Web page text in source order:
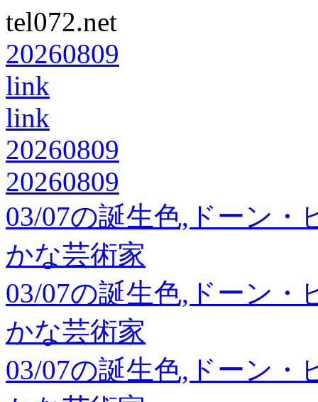
tel072.net
20260809
link
link
20260809
20260809
03/07の誕生色,ドーン・
かな芸術家
03/07の誕生色,ドーン・
かな芸術家
03/07の誕生色,ドーン・